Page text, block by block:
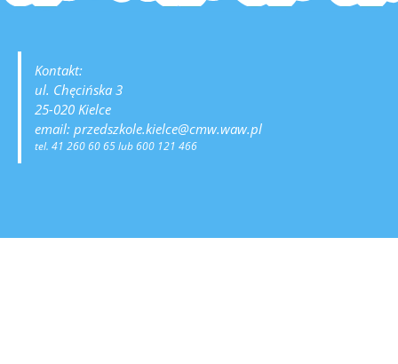
Kontakt:
ul. Chęcińska 3
25-020 Kielce
email: przedszkole.kielce@cmw.waw.pl
tel. 41 260 60 65 lub 600 121 466